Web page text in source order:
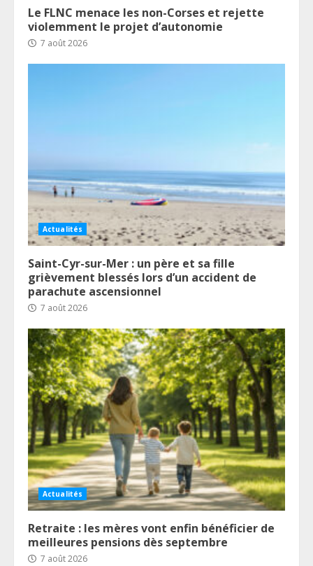
Le FLNC menace les non-Corses et rejette
violemment le projet d’autonomie
7 août 2026
Actualités
Saint-Cyr-sur-Mer : un père et sa fille
grièvement blessés lors d’un accident de
parachute ascensionnel
7 août 2026
Actualités
Retraite : les mères vont enfin bénéficier de
meilleures pensions dès septembre
7 août 2026